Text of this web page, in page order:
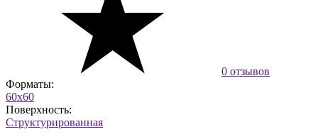
0 отзывов
Форматы:
60x60
Поверхность:
Структурированная